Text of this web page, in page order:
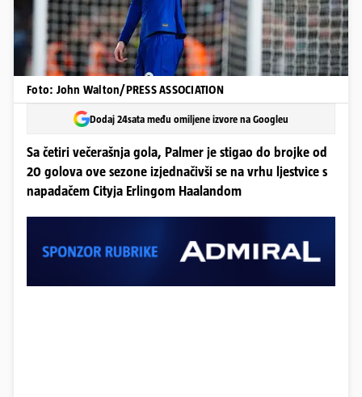
Foto: John Walton/PRESS ASSOCIATION
Dodaj 24sata među omiljene izvore na Googleu
Sa četiri večerašnja gola, Palmer je stigao do brojke od
20 golova ove sezone izjednačivši se na vrhu ljestvice s
napadačem Cityja Erlingom Haalandom